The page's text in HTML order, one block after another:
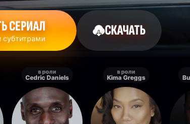
СЕРИАЛ СКАЧАТЬ
в роли
Cedric Daniels
в роли
Kima Greggs